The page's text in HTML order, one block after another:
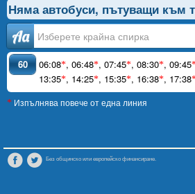
Как Да Стигна?
Инфо
Няма автобуси, пътуващи към
Аа
60 06:08*, 06:48*, 07:45*, 08:30*, 09:45
13:35*, 14:25*, 15:35*, 16:38*, 17:38
* Изпълнява повече от една линия
Без общинско или европейско финансиране.